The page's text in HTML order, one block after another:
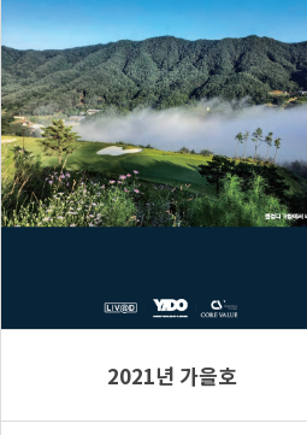
2021년 가을호